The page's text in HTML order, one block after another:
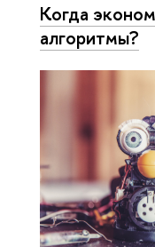
Когда
алгоритмы?